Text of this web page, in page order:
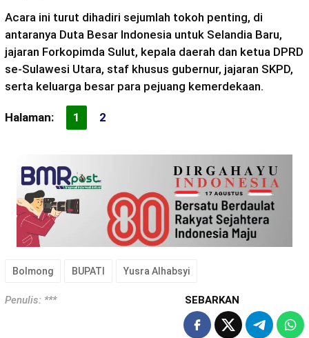
Acara ini turut dihadiri sejumlah tokoh penting, di
antaranya Duta Besar Indonesia untuk Selandia Baru,
jajaran Forkopimda Sulut, kepala daerah dan ketua DPRD
se-Sulawesi Utara, staf khusus gubernur, jajaran SKPD,
serta keluarga besar para pejuang kemerdekaan.
Halaman: 1 2
Bolmong BUPATI Yusra Alhabsyi
Penulis: *** SEBARKAN